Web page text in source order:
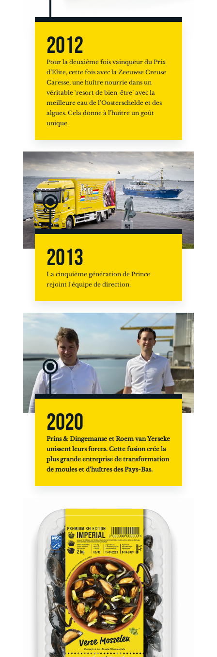
2012
Pour la deuxième fois vainqueur du Prix
d’Elite, cette fois avec la Zeeuwse Creuse
Caresse, une huître nourrie dans un
véritable ‘resort de bien-être’ avec la
meilleure eau de l’Oosterschelde et des
algues. Cela donne à l’huître un goût
unique.
2013
La cinquième génération de Prince
rejoint l'équipe de direction.
2020
Prins & Dingemanse et Roem van Yerseke
unissent leurs forces. Cette fusion crée la
plus grande entreprise de transformation
de moules et d'huîtres des Pays-Bas.